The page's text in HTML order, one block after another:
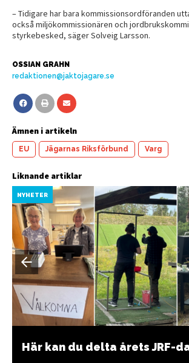
– Tidigare har bara kommissionsordföranden
också miljökommissionären och
styrkebesked, säger Solveig Larsson.
OSSIAN GRAHN
redaktionen@jaktojagare.se
Ämnen i artikeln
EU Jägarnas Riksförbund Varg
Liknande artiklar
NYHETER
Här kan du delta årets JRF-